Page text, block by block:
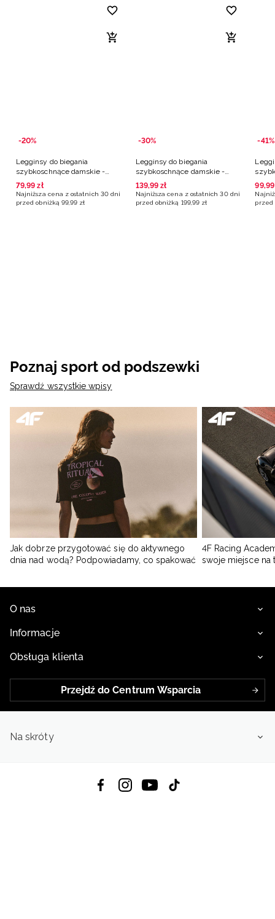
-20%
Legginsy do biegania
szybkoschnące damskie -
szare
79,99 zł
Najniższa cena z ostatnich 30 dni
przed obniżką 99,99 zł
-30%
Legginsy do biegania
szybkoschnące damskie -
czarne
139,99 zł
Najniższa cena z ostatnich 30 dni
przed obniżką 199,99 zł
-41%
99,99
przed
Poznaj sport od podszewki
Sprawdź wszystkie wpisy
Jak dobrze przygotować się do aktywnego
dnia nad wodą? Podpowiadamy, co spakować
4F Racing
swoje miejsce na
O nas
Informacje
Obsługa klienta
Przejdź do Centrum Wsparcia
Na skróty